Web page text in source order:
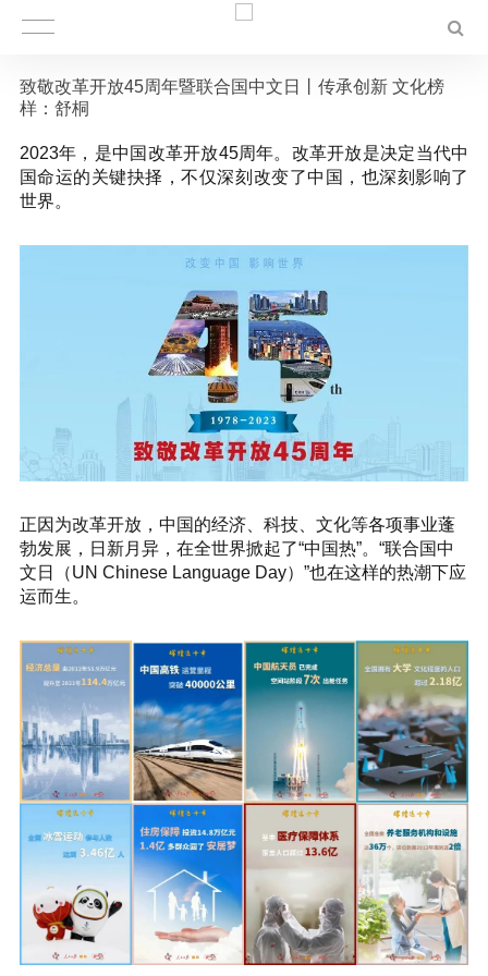
致敬改革开放45周年暨联合国中文日丨传承创新 文化榜
样：舒桐
2023年，是中国改革开放45周年。改革开放是决定当代中
国命运的关键抉择，不仅深刻改变了中国，也深刻影响了
世界。
正因为改革开放，中国的经济、科技、文化等各项事业蓬
勃发展，日新月异，在全世界掀起了“中国热”。“联合国中
文日（UN Chinese Language Day）”也在这样的热潮下应
运而生。